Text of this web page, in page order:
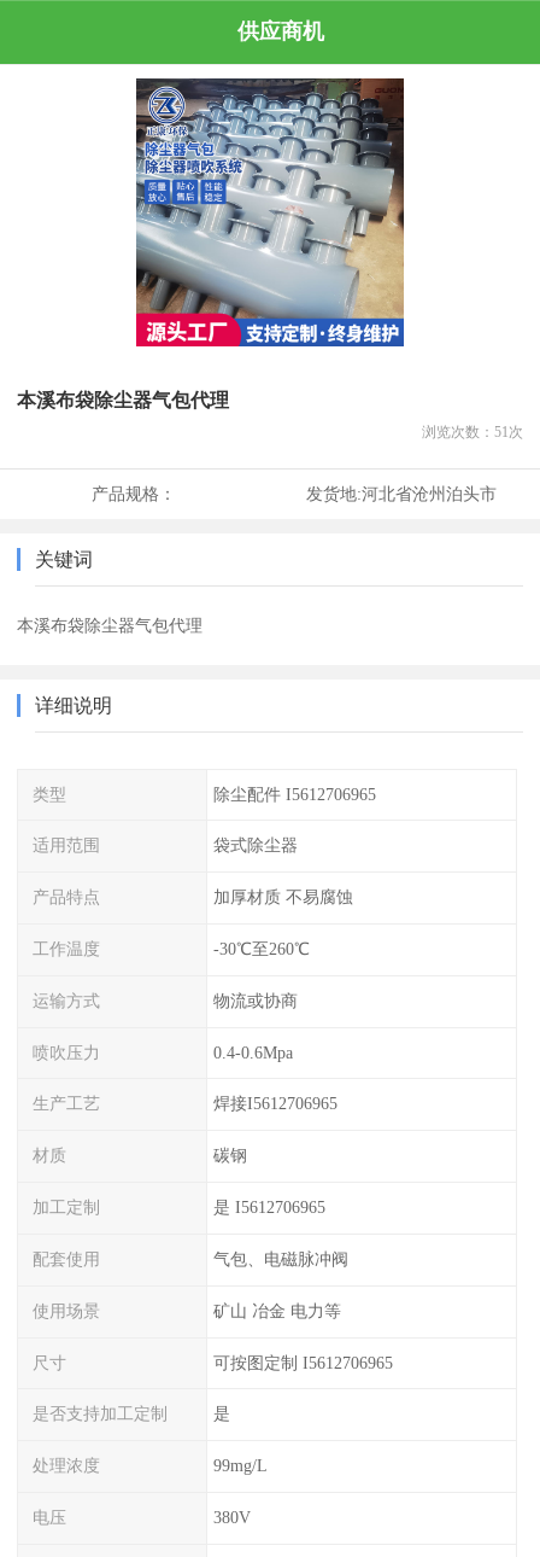
供应商机
本溪布袋除尘器气包代理
浏览次数： 51 次
产品规格： 发货地:河北省沧州泊头市
关键词
本溪布袋除尘器气包代理
详细说明
类型 除尘配件 I5612706965
适用范围 袋式除尘器
产品特点 加厚材质 不易腐蚀
工作温度 -30℃至260℃
运输方式 物流或协商
喷吹压力 0.4-0.6Mpa
生产工艺 焊接I5612706965
材质 碳钢
加工定制 是 I5612706965
配套使用 气包、电磁脉冲阀
使用场景 矿山 冶金 电力等
尺寸 可按图定制 I5612706965
是否支持加工定制 是
处理浓度 99mg/L
电压 380V